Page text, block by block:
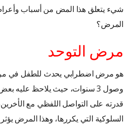
شيء يتعلق هذا المض من أسباب
المرض؟
مرض التوحد
هو مرض اضطرابي يحدث للطفل في
وصول 3 سنوات، حيث يلاحظ عليه
قدرته على التواصل اللفظي مع
السلوكية التي يكررها، وهذا المرض